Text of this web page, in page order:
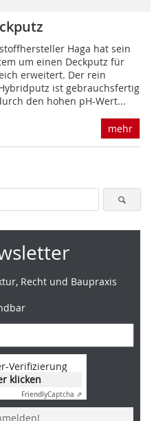
Haga hat sein
um einen Deckputz für
erweitert. Der rein
ist gebrauchsfertig
den hohen pH-Wert...
mehr
Recht und Baupraxis
Verifizierung
klicken
FriendlyCaptcha ⇗